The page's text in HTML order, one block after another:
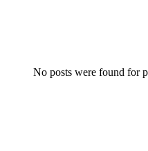
No posts were found for